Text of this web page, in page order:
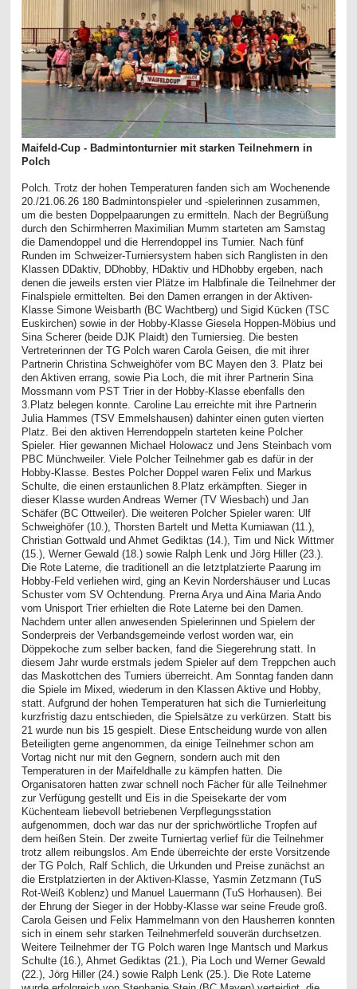
Maifeld-Cup - Badmintonturnier mit starken Teilnehmern in
Polch
Polch. Trotz der hohen Temperaturen fanden sich am Wochenende
20./21.06.26 180 Badmintonspieler und -spielerinnen zusammen,
um die besten Doppelpaarungen zu ermitteln. Nach der Begrüßung
durch den Schirmherren Maximilian Mumm starteten am Samstag
die Damendoppel und die Herrendoppel ins Turnier. Nach fünf
Runden im Schweizer-Turniersystem haben sich Ranglisten in den
Klassen DDaktiv, DDhobby, HDaktiv und HDhobby ergeben, nach
denen die jeweils ersten vier Plätze im Halbfinale die Teilnehmer der
Finalspiele ermittelten. Bei den Damen errangen in der Aktiven-
Klasse Simone Weisbarth (BC Wachtberg) und Sigid Kücken (TSC
Euskirchen) sowie in der Hobby-Klasse Giesela Hoppen-Möbius und
Sina Scherer (beide DJK Plaidt) den Turniersieg. Die besten
Vertreterinnen der TG Polch waren Carola Geisen, die mit ihrer
Partnerin Christina Schweighöfer vom BC Mayen den 3. Platz bei
den Aktiven errang, sowie Pia Loch, die mit ihrer Partnerin Sina
Mossmann vom PST Trier in der Hobby-Klasse ebenfalls den
3.Platz belegen konnte. Caroline Lau erreichte mit ihre Partnerin
Julia Hammes (TSV Emmelshausen) dahinter einen guten vierten
Platz. Bei den aktiven Herrendoppeln starteten keine Polcher
Spieler. Hier gewannen Michael Holowacz und Jens Steinbach vom
PBC Münchweiler. Viele Polcher Teilnehmer gab es dafür in der
Hobby-Klasse. Bestes Polcher Doppel waren Felix und Markus
Schulte, die einen erstaunlichen 8.Platz erkämpften. Sieger in
dieser Klasse wurden Andreas Werner (TV Wiesbach) und Jan
Schäfer (BC Ottweiler). Die weiteren Polcher Spieler waren: Ulf
Schweighöfer (10.), Thorsten Bartelt und Metta Kurniawan (11.),
Christian Gottwald und Ahmet Gediktas (14.), Tim und Nick Wittmer
(15.), Werner Gewald (18.) sowie Ralph Lenk und Jörg Hiller (23.).
Die Rote Laterne, die traditionell an die letztplatzierte Paarung im
Hobby-Feld verliehen wird, ging an Kevin Nordershäuser und Lucas
Schuster vom SV Ochtendung. Prerna Arya und Aina Maria Ando
vom Unisport Trier erhielten die Rote Laterne bei den Damen.
Nachdem unter allen anwesenden Spielerinnen und Spielern der
Sonderpreis der Verbandsgemeinde verlost worden war, ein
Döppekoche zum selber backen, fand die Siegerehrung statt. In
diesem Jahr wurde erstmals jedem Spieler auf dem Treppchen auch
das Maskottchen des Turniers überreicht. Am Sonntag fanden dann
die Spiele im Mixed, wiederum in den Klassen Aktive und Hobby,
statt. Aufgrund der hohen Temperaturen hat sich die Turnierleitung
kurzfristig dazu entschieden, die Spielsätze zu verkürzen. Statt bis
21 wurde nun bis 15 gespielt. Diese Entscheidung wurde von allen
Beteiligten gerne angenommen, da einige Teilnehmer schon am
Vortag nicht nur mit den Gegnern, sondern auch mit den
Temperaturen in der Maifeldhalle zu kämpfen hatten. Die
Organisatoren hatten zwar schnell noch Fächer für alle Teilnehmer
zur Verfügung gestellt und Eis in die Speisekarte der vom
Küchenteam liebevoll betriebenen Verpflegungsstation
aufgenommen, doch war das nur der sprichwörtliche Tropfen auf
dem heißen Stein. Der zweite Turniertag verlief für die Teilnehmer
trotz allem reibungslos. Am Ende überreichte der erste Vorsitzende
der TG Polch, Ralf Schlich, die Urkunden und Preise zunächst an
die Erstplatzierten in der Aktiven-Klasse, Yasmin Zetzmann (TuS
Rot-Weiß Koblenz) und Manuel Lauermann (TuS Horhausen). Bei
der Ehrung der Sieger in der Hobby-Klasse war seine Freude groß.
Carola Geisen und Felix Hammelmann von den Hausherren konnten
sich in einem sehr starken Teilnehmerfeld souverän durchsetzen.
Weitere Teilnehmer der TG Polch waren Inge Mantsch und Markus
Schulte (16.), Ahmet Gediktas (21.), Pia Loch und Werner Gewald
(22.), Jörg Hiller (24.) sowie Ralph Lenk (25.). Die Rote Laterne